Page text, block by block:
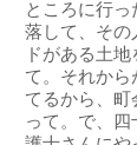
ところに行
落して、その
ドがある土
て。それから
てるから、町
って。で、